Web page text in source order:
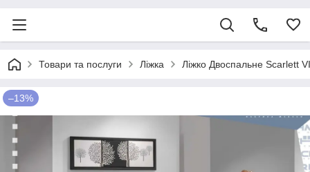
Товари та послуги Ліжка Ліжко Двоспальне Scarlett
–13%